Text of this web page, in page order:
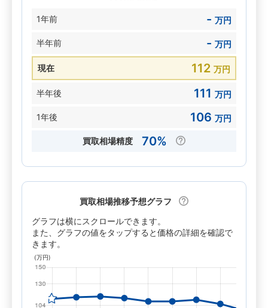
1年前 - 万円
半年前 - 万円
現在 112 万円
半年後 111 万円
1年後 106 万円
買取相場精度 70%
買取相場推移予想グラフ
グラフは横にスクロールできます。
また、グラフの値をタップすると価格の詳細を確認で
きます。